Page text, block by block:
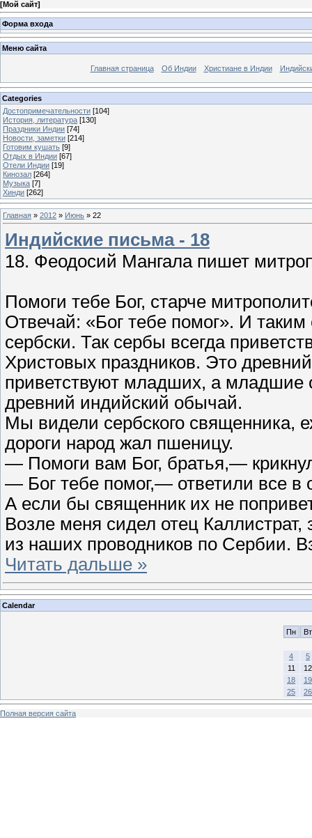
[Мой сайт]
Форма входа
Меню сайта
Главная страница Об Индии Христиане в Индии
Categories
Достопримечательности [104]
История, литература [130]
Праздники Индии [74]
Новости, заметки [214]
Готовим кушать [9]
Отдых в Индии [67]
Отели Индии [19]
Кинозал [264]
Музыка [7]
Хинди [262]
Главная » 2012 » Июнь » 22
Индийские письма - 18
18. Феодосий Мангала пишет
Помоги тебе Бог, старче
Отвечай: «Бог тебе помог». И
сербски. Так сербы всегда
Христовых праздников. Это
приветствуют младших, а
древний индийский обычай.
Мы видели сербского священника,
дороги народ жал пшеницу.
— Помоги вам Бог, братья,—
— Бог тебе помог,— ответили все в
А если бы священник их не
Возле меня сидел отец
из наших проводников по Сербии.
Читать дальше »
Calendar
Пн Вт
4
5
11
12
18
19
25
26
Полная версия сайта